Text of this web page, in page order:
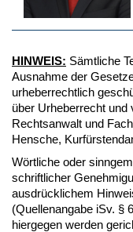
HINWEIS: Sämtliche
Ausnahme der
urheberrechtlich
über Urheberrecht
Rechtsanwalt und
Hensche,
Wörtliche oder
schriftlicher
ausdrücklichem
(Quellenangabe iSv. §
hiergegen werden